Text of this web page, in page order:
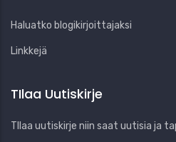
Haluatko blogikirjoittajaksi
Linkkejä
TIlaa Uutiskirje
TIlaa uutiskirje niin saat uutisia ja